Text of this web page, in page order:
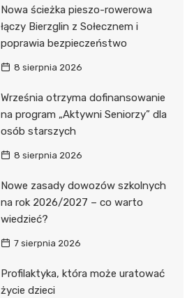
Nowa ścieżka pieszo-rowerowa
łączy Bierzglin z Sołecznem i
poprawia bezpieczeństwo
8 sierpnia 2026
Września otrzyma dofinansowanie
na program „Aktywni Seniorzy” dla
osób starszych
8 sierpnia 2026
Nowe zasady dowozów szkolnych
na rok 2026/2027 – co warto
wiedzieć?
7 sierpnia 2026
Profilaktyka, która może uratować
życie dzieci